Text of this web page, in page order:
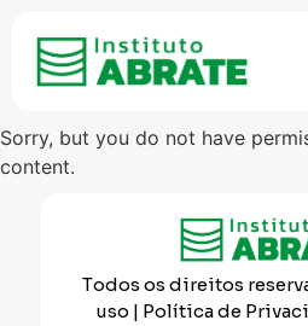
Sorry, but you do not have
content.
Todos os direitos
uso | Política de